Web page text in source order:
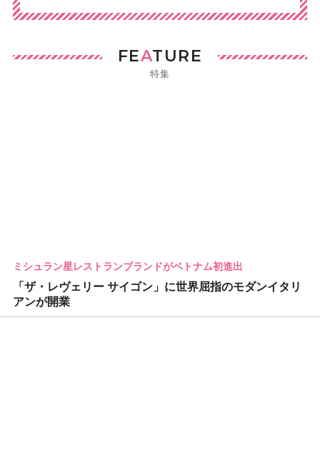
FEATURE
特集
ミシュラン星レストランブランドがベトナム初進出
「ザ・レヴェリー サイゴン」に世界屈指のモダンイタリ
アンが開業